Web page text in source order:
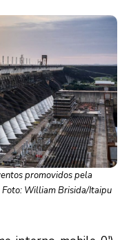
promovidos pela
Foto: William Brisida/Itaipu